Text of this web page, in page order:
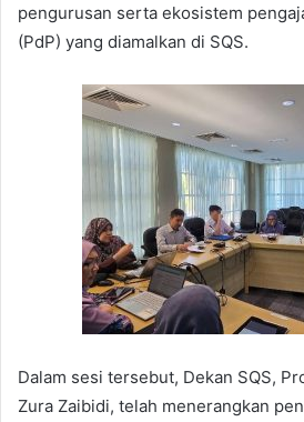
pengurusan serta ekosistem
(PdP) yang diamalkan di SQS.
Dalam sesi tersebut, Dekan SQS,
Zura Zaibidi, telah menerangkan